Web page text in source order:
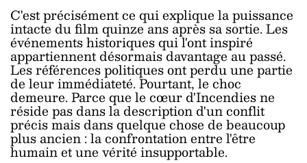
C'est précisément ce qui explique la puissance
intacte du film quinze ans après sa sortie. Les
événements historiques qui l'ont inspiré
appartiennent désormais davantage au passé.
Les références politiques ont perdu une partie
de leur immédiateté. Pourtant, le choc
demeure. Parce que le cœur d'Incendies ne
réside pas dans la description d'un conflit
précis mais dans quelque chose de beaucoup
plus ancien : la confrontation entre l'être
humain et une vérité insupportable.